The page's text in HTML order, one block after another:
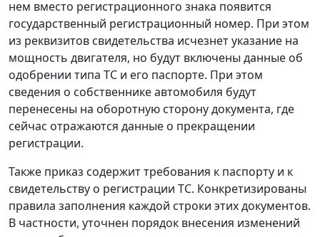
нем вместо регистрационного знака появится
государственный регистрационный номер. При этом
из реквизитов свидетельства исчезнет указание на
мощность двигателя, но будут включены данные об
одобрении типа ТС и его паспорте. При этом
сведения о собственнике автомобиля будут
перенесены на оборотную сторону документа, где
сейчас отражаются данные о прекращении
регистрации.
Также приказ содержит требования к паспорту и к
свидетельству о регистрации ТС. Конкретизированы
правила заполнения каждой строки этих документов.
В частности, уточнен порядок внесения изменений